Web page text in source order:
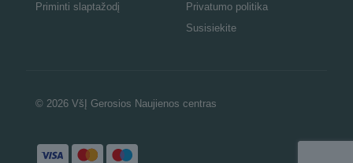
Priminti slaptažodį
Privatumo politika
Susisiekite
© 2026 VšĮ Gerosios Naujienos centras